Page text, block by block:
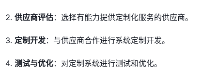
供应商评估：选择有能力提供定制化服务的供应商。
定制开发：与供应商合作进行系统定制开发。
测试与优化：对定制系统进行测试和优化。